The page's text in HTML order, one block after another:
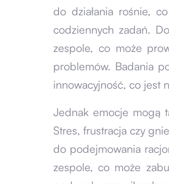
do działania rośnie,
codziennych zadań.
zespole, co może
problemów. Badania
innowacyjność, co jest
Jednak emocje mogą
Stres, frustracja czy
do podejmowania
zespole, co może